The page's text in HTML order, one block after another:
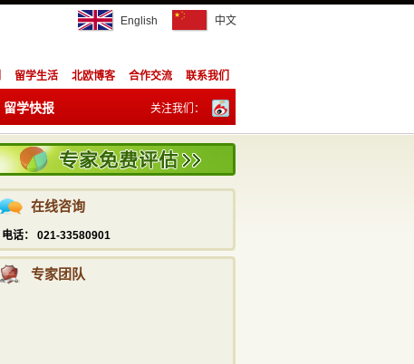
English 中文
留学生活 北欧博客 合作交流 联系我们
留学快报 关注我们：
订阅：
在线咨询
电话： 021-33580901
专家团队
陈祥胜
info@studyadviser.com
021—5169 6230
潘宁
info@studyadviser.com